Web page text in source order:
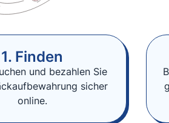
1. Finden
und bezahlen Sie
sicher
online.